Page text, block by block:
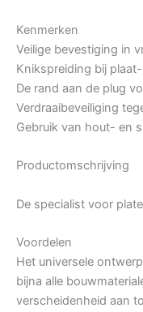
Kenmerken
Veilige bevestiging in
Knikspreiding bij
De rand aan de plug
Verdraaibeveiliging
Gebruik van hout- en
Productomschrijving
De specialist voor
Voordelen
Het universele
bijna alle
verscheidenheid aan